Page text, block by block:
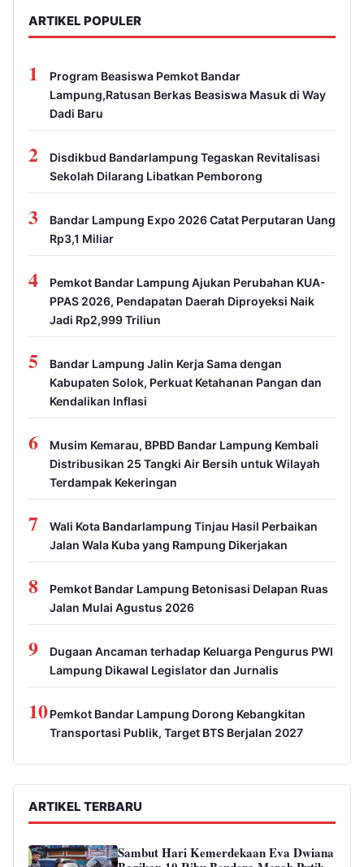
ARTIKEL POPULER
1
Program Beasiswa Pemkot Bandar
Lampung,Ratusan Berkas Beasiswa Masuk di Way
Dadi Baru
2
Disdikbud Bandarlampung Tegaskan Revitalisasi
Sekolah Dilarang Libatkan Pemborong
3
Bandar Lampung Expo 2026 Catat Perputaran Uang
Rp3,1 Miliar
4
Pemkot Bandar Lampung Ajukan Perubahan KUA-
PPAS 2026, Pendapatan Daerah Diproyeksi Naik
Jadi Rp2,999 Triliun
5
Bandar Lampung Jalin Kerja Sama dengan
Kabupaten Solok, Perkuat Ketahanan Pangan dan
Kendalikan Inflasi
6
Musim Kemarau, BPBD Bandar Lampung Kembali
Distribusikan 25 Tangki Air Bersih untuk Wilayah
Terdampak Kekeringan
7
Wali Kota Bandarlampung Tinjau Hasil Perbaikan
Jalan Wala Kuba yang Rampung Dikerjakan
8
Pemkot Bandar Lampung Betonisasi Delapan Ruas
Jalan Mulai Agustus 2026
9
Dugaan Ancaman terhadap Keluarga Pengurus PWI
Lampung Dikawal Legislator dan Jurnalis
10Pemkot Bandar Lampung Dorong Kebangkitan
Transportasi Publik, Target BTS Berjalan 2027
ARTIKEL TERBARU
Sambut Hari Kemerdekaan Eva Dwiana